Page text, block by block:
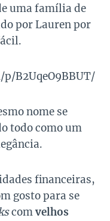
uma família de
por Lauren por
B2UqeO9BBUT/
nome se
todo como um
financeiras,
gosto para se
comvelhos